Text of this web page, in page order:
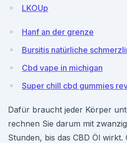
LKOUp
Hanf an der grenze
Bursitis natürliche
Cbd vape in michigan
Super chill cbd gummies
Dafür braucht jeder Körper
rechnen Sie darum mit
Stunden, bis das CBD Öl wirkt.